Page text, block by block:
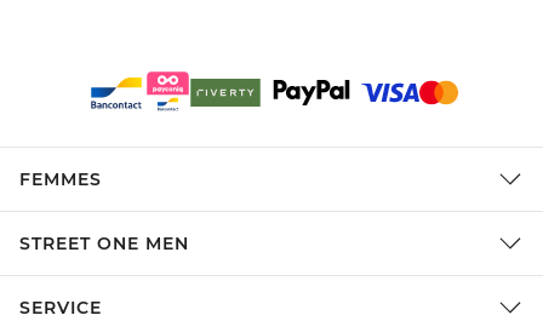
FEMMES
STREET ONE MEN
SERVICE